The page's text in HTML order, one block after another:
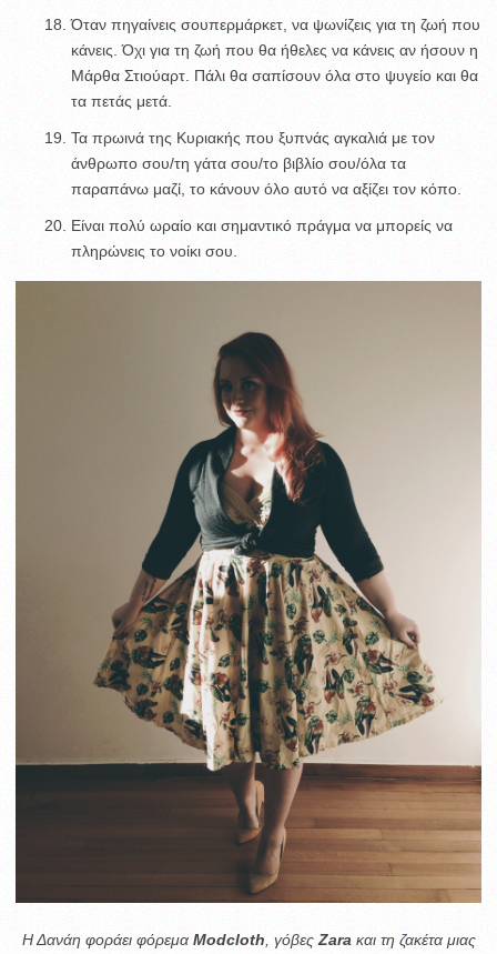
Όταν πηγαίνεις σουπερμάρκετ, να ψωνίζεις για τη ζωή που
κάνεις. Όχι για τη ζωή που θα ήθελες να κάνεις αν ήσουν η
Μάρθα Στιούαρτ. Πάλι θα σαπίσουν όλα στο ψυγείο και θα
τα πετάς μετά.
Τα πρωινά της Κυριακής που ξυπνάς αγκαλιά με τον
άνθρωπο σου/τη γάτα σου/το βιβλίο σου/όλα τα
παραπάνω μαζί, το κάνουν όλο αυτό να αξίζει τον κόπο.
Είναι πολύ ωραίο και σημαντικό πράγμα να μπορείς να
πληρώνεις το νοίκι σου.
Η Δανάη φοράει φόρεμαModcloth , γόβες Zara και τη ζακέτα μιας